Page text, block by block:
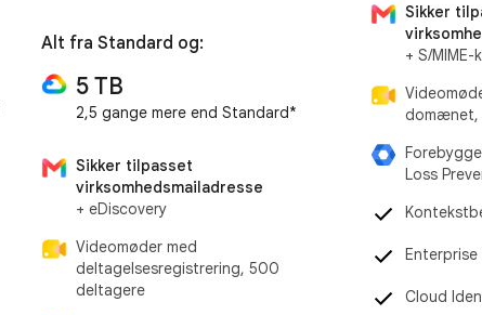
Alt fra Standard og:
5 TB
2,5 gange mere end Standard*
Sikker tilpasset
virksomhedsmailadresse
+ eDiscovery
Videomøder med
deltagelsesregistrering, 500
deltagere
Sikker
+ S/
domænet,
Loss
Enterprise
Cloud